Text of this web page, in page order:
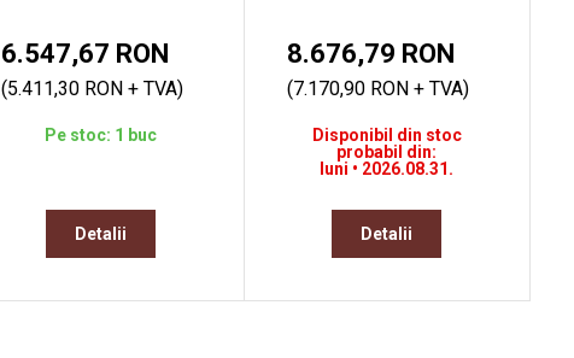
6.547,67 RON
(5.411,30 RON + TVA)
Pe stoc: 1 buc
Detalii
8.676,79 RON
(7.170,90 RON + TVA)
Disponibil din stoc
probabil din:
luni • 2026.08.31.
Detalii